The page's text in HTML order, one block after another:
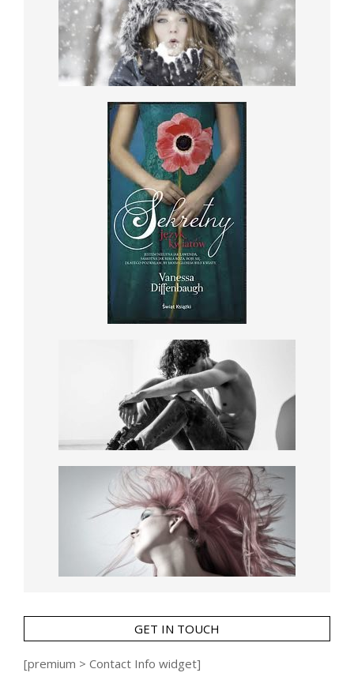
GET IN TOUCH
[premium > Contact Info widget]